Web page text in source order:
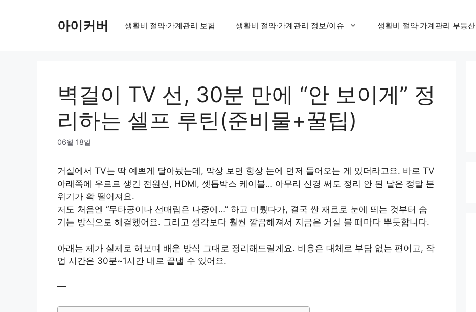
아이커버 생활비 절약·가계관리 보험 생활비 절약·가계관리 정보/이슈 생활비 절약·가계관리 부동산
벽걸이 TV 선, 30분 만에 “안 보이게” 정
리하는 셀프 루틴(준비물+꿀팁)
06월 18일
거실에서 TV는 딱 예쁘게 달아놨는데, 막상 보면 항상 눈에 먼저 들어오는 게 있더라고요. 바로 TV
아래쪽에 우르르 생긴 전원선, HDMI, 셋톱박스 케이블… 아무리 신경 써도 정리 안 된 날은 정말 분
위기가 확 떨어져요.
저도 처음엔 “무타공이나 선매립은 나중에…” 하고 미뤘다가, 결국 싼 재료로 눈에 띄는 것부터 숨
기는 방식으로 해결했어요. 그리고 생각보다 훨씬 깔끔해져서 지금은 거실 볼 때마다 뿌듯합니다.
아래는 제가 실제로 해보며 배운 방식 그대로 정리해드릴게요. 비용은 대체로 부담 없는 편이고, 작
업 시간은 30분~1시간 내로 끝낼 수 있어요.
—